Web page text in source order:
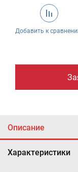
Добавить к
Описание
Характеристики